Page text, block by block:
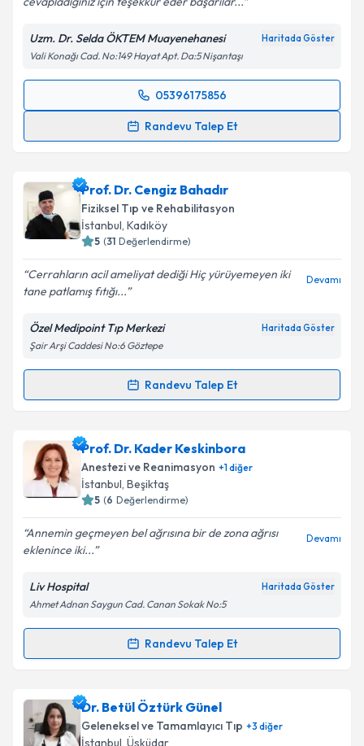
Kişisel verilerimin işlenmesine ilişkin
kapsamda işlenmesini kabul ediyorum.
Takvim Talebini Gönder
Uzm. Dr. Selda ÖKTEM Muayenehanesi Haritada Göster
Vali Konağı Cad. No:149 Hayat Apt. Da:5 Nişantaşı
05396175856
Randevu Talep Et
Randevu Takvimi Talebi
takvim hazırlandığında e-posta ile bilgilendireceğiz.
E-posta Adresiniz
Kişisel verilerimin işlenmesine ilişkin
kapsamda işlenmesini kabul ediyorum.
Takvim Talebini Gönder
Prof. Dr. Cengiz Bahadır
Fiziksel Tıp ve Rehabilitasyon
İstanbul, Kadıköy
5 (31 Değerlendirme)
Cerrahların acil ameliyat dediği Hiç yürüyemeyen iki
tane patlamış fıtığı...
Devamı
Özel Medipoint Tıp Merkezi Haritada Göster
Şair Arşi Caddesi No:6 Göztepe
Randevu Talep Et
Randevu Takvimi Talebi
Prof. Dr. Cengiz Bahadıriçin randevu takvimi talebi
oluşturun. Size bu uzmandan randevu almanız için bir
takvim hazırlandığında e-posta ile bilgilendireceğiz.
Kişisel verilerimin işlenmesine ilişkin
Aydınlatma
Metni'ni okudum ve kişisel verilerimin belirtilen
kapsamda işlenmesini kabul ediyorum.
Prof. Dr. Kader Keskinbora
Anestezi ve Reanimasyon +1diğer
İstanbul, Beşiktaş
5 (6 Değerlendirme)
Annemin geçmeyen bel ağrısına bir de zona ağrısı
eklenince iki...
Devamı
Liv Hospital Haritada Göster
Ahmet Adnan Saygun Cad. Canan Sokak No:5
Randevu Talep Et
Randevu Takvimi Talebi
Prof. Dr. Kader Keskinboraiçin randevu takvimi
talebi oluşturun. Size bu uzmandan randevu almanız
için bir takvim hazırlandığında e-posta ile
Dr. Betül Öztürk Günel
Geleneksel ve Tamamlayıcı Tıp +3 diğer
İstanbul, Üsküdar